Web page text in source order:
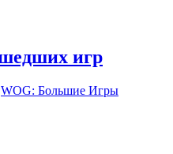
игр
WOG: Большие Игры